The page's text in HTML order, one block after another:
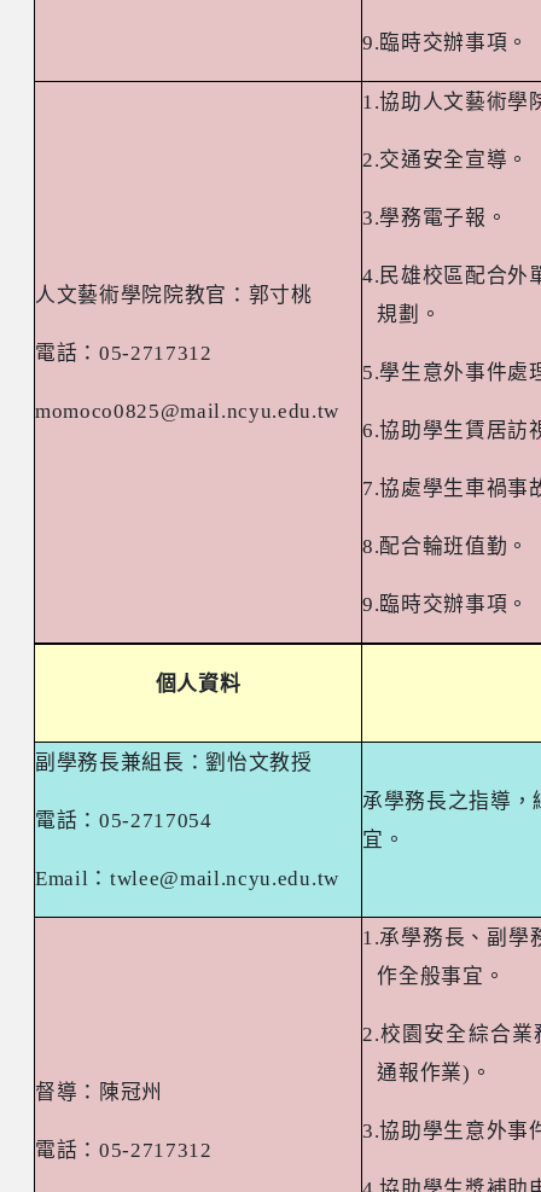
9.臨時交辦事項。
人文藝術學院院教官：郭寸桃
電話：05-2717312
momoco0825@mail.ncyu.edu.tw
1.協助人文藝術學
2.交通安全宣導。
3.學務電子報。
4. 民雄校區配合外
規劃。
5.學生意外事件處
6.協助學生賃居訪
7.協處學生車禍事
8.配合輪班值勤。
9.臨時交辦事項。
個人資料
副學務長兼組長：劉怡文教授
電話：05-2717054
Email ：twlee@mail.ncyu.edu.tw
承學務長之指導
宜。
督導：陳冠州
電話：05-2717312
1.承學務長、副學
作全般事宜。
2.校園安全綜合業
通報作業) 。
3.協助學生意外事